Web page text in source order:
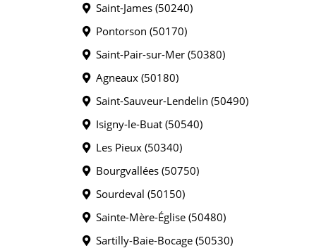
Saint-James (50240)
Pontorson (50170)
Saint-Pair-sur-Mer (50380)
Agneaux (50180)
Saint-Sauveur-Lendelin (50490)
Isigny-le-Buat (50540)
Les Pieux (50340)
Bourgvallées (50750)
Sourdeval (50150)
Sainte-Mère-Église (50480)
Sartilly-Baie-Bocage (50530)